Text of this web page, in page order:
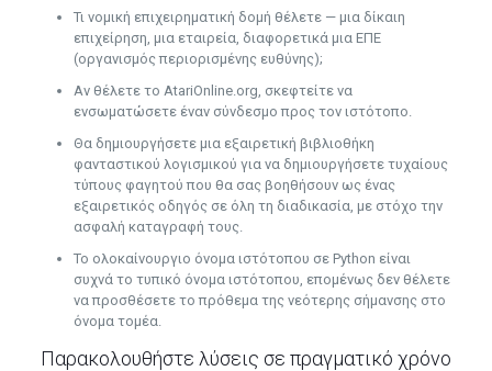
Τι νομική επιχειρηματική δομή θέλετε — μια δίκαιη
επιχείρηση, μια εταιρεία, διαφορετικά μια ΕΠΕ
(οργανισμός περιορισμένης ευθύνης);
Αν θέλετε το AtariOnline.org, σκεφτείτε να
ενσωματώσετε έναν σύνδεσμο προς τον ιστότοπο.
Θα δημιουργήσετε μια εξαιρετική βιβλιοθήκη
φανταστικού λογισμικού για να δημιουργήσετε τυχαίους
τύπους φαγητού που θα σας βοηθήσουν ως ένας
εξαιρετικός οδηγός σε όλη τη διαδικασία, με στόχο την
ασφαλή καταγραφή τους.
Το ολοκαίνουργιο όνομα ιστότοπου σε Python είναι
συχνά το τυπικό όνομα ιστότοπου, επομένως δεν θέλετε
να προσθέσετε το πρόθεμα της νεότερης σήμανσης στο
όνομα τομέα.
Παρακολουθήστε λύσεις σε πραγματικό χρόνο